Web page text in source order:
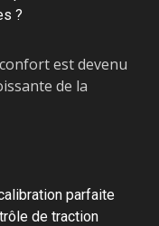
?
est devenu
de la
parfaite
de traction